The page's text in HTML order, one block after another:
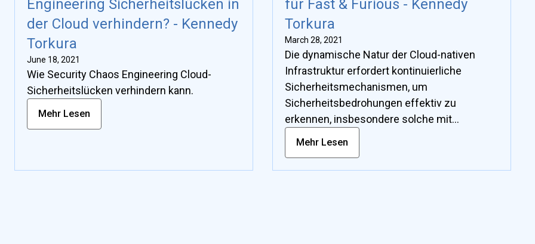
formuliert und bewiesen werden. Dieser
Ansatz ermöglicht es den Teams, die auf
Sicherheitsvorfälle reagieren, Vertrauen in
ihre technischen und organisatorischen
Fähigkeiten zu gewinnen und zu üben, wie
die Gegenmaßnahmen gegen Ransomware
anzuwenden sind.
Dieser Ansatz ermöglicht es den Teams, die
auf Sicherheitsvorfälle reagieren, Vertrauen
in ihre technischen und organisatorischen
Fähigkeiten zu gewinnen und zu üben, wie
die Gegenmaßnahmen gegen Ransomware
anzuwenden sind.
Engineering Sicherheitslücken in
der Cloud verhindern? - Kennedy
Torkura
June 18, 2021
Wie Security Chaos Engineering Cloud-
Sicherheitslücken verhindern kann.
Mehr Lesen
für Fast & Furious - Kennedy
Torkura
March 28, 2021
Die dynamische Natur der Cloud-nativen
Infrastruktur erfordert kontinuierliche
Sicherheitsmechanismen, um
Sicherheitsbedrohungen effektiv zu
erkennen, insbesondere solche mit
Techniken zur riskgetriebenen
Mehr Lesen